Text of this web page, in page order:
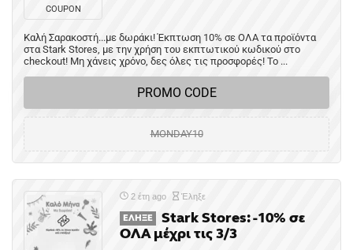
COUPON
Καλή Σαρακοστή...με δωράκι! Έκπτωση 10% σε ΟΛΑ τα προϊόντα
στα Stark Stores, με την χρήση του εκπτωτικού κωδικού στο
checkout! Μη χάνεις χρόνο, δες όλες τις προσφορές! Το ...
PROMO CODE
MONDAY10
2 έτη ago Έληξε
ΈΛΗΞΕ
Stark Stores: -10% σε
ΟΛΑ μέχρι τις 3/3